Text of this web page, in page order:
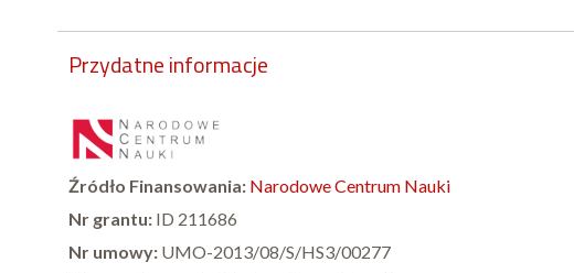
Przydatne informacje
Źródło Finansowania: Narodowe Centrum Nauki
Nr grantu: ID 211686
Nr umowy: UMO-2013/08/S/HS3/00277